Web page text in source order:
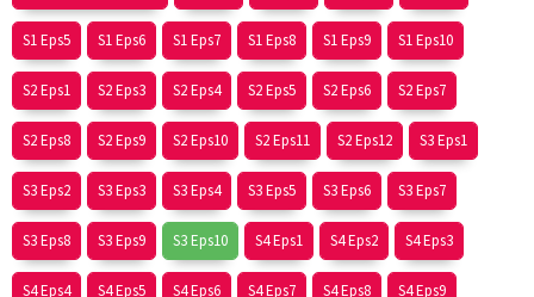
S1 Eps5 S1 Eps6 S1 Eps7 S1 Eps8 S1 Eps9 S1 Eps10
S2 Eps1 S2 Eps3 S2 Eps4 S2 Eps5 S2 Eps6 S2 Eps7
S2 Eps8 S2 Eps9 S2 Eps10 S2 Eps11 S2 Eps12 S3 Eps1
S3 Eps2 S3 Eps3 S3 Eps4 S3 Eps5 S3 Eps6 S3 Eps7
S3 Eps8 S3 Eps9 S3 Eps10 S4 Eps1 S4 Eps2 S4 Eps3
S4 Eps4 S4 Eps5 S4 Eps6 S4 Eps7 S4 Eps8 S4 Eps9